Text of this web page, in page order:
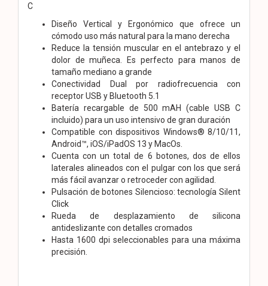
C
Diseño Vertical y Ergonómico que ofrece un
cómodo uso más natural para la mano derecha
Reduce la tensión muscular en el antebrazo y el
dolor de muñeca. Es perfecto para manos de
tamaño mediano a grande
Conectividad Dual por radiofrecuencia con
receptor USB y Bluetooth 5.1
Batería recargable de 500 mAH (cable USB C
incluido) para un uso intensivo de gran duración
Compatible con dispositivos Windows® 8/10/11,
Android™, iOS/iPadOS 13 y MacOs.
Cuenta con un total de 6 botones, dos de ellos
laterales alineados con el pulgar con los que será
más fácil avanzar o retroceder con agilidad.
Pulsación de botones Silencioso: tecnología Silent
Click
Rueda de desplazamiento de silicona
antideslizante con detalles cromados
Hasta 1600 dpi seleccionables para una máxima
precisión.